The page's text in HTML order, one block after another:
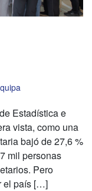
Estadística e
vista, como una
bajó de 27,6 %
mil personas
Pero
el país […]